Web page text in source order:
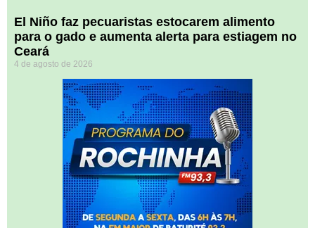
El Niño faz pecuaristas estocarem alimento
para o gado e aumenta alerta para estiagem no
Ceará
4 de agosto de 2026